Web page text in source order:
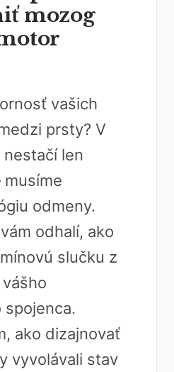
mozog
vašich
prsty? V
len
musíme
odmeny.
odhalí, ako
slučku z
spojenca.
ako dizajnovať
vyvolávali stav